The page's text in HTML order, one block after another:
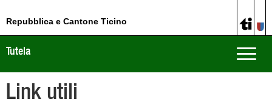
Repubblica e Cantone Ticino
Toggle
Tutela
Link utili